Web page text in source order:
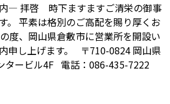
― 拝啓 時下ますますご清栄の御事
。 平素は格別のご高配を賜り厚くお
度、岡山県倉敷市に営業所を開設い
申し上げます。 〒710-0824 岡山県
タービル4F 電話：086-435-7222